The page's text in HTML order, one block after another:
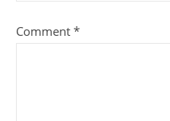
Comment *